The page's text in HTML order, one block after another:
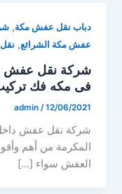
دباب نقل عفش مكة,
عفش مكة الشرائع,
شركة نقل عفش
فى مكه فك
admin /12/06/2021
شركة نقل عفش
المكرمة من أهم
العفش سواء […]